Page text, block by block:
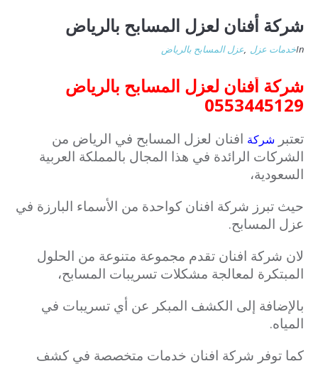
شركة أفنان لعزل المسابح بالرياض
Inخدمات عزل ,عزل المسابح بالرياض
شركة أفنان لعزل المسابح بالرياض
0553445129
تعتبر شركة افنان لعزل المسابح في الرياض من
الشركات الرائدة في هذا المجال بالمملكة العربية
السعودية،
حيث تبرز شركة افنان كواحدة من الأسماء البارزة في
عزل المسابح.
لان شركة افنان تقدم مجموعة متنوعة من الحلول
المبتكرة لمعالجة مشكلات تسريبات المسابح،
بالإضافة إلى الكشف المبكر عن أي تسريبات في
المياه.
كما توفر شركة افنان خدمات متخصصة في كشف